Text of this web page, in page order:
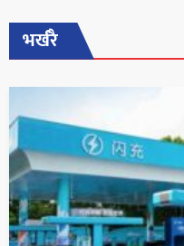
भर्खरै